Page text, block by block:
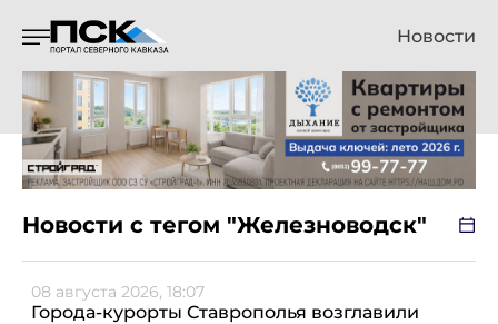
Новости
Новости с тегом "Железноводск"
08 августа 2026, 18:07
Города-курорты Ставрополья возглавили